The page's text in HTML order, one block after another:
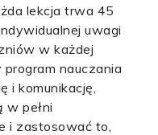
lekcja trwa 45
uwagi
w każdej
nauczania
i komunikację,
w pełni
i zastosować to,